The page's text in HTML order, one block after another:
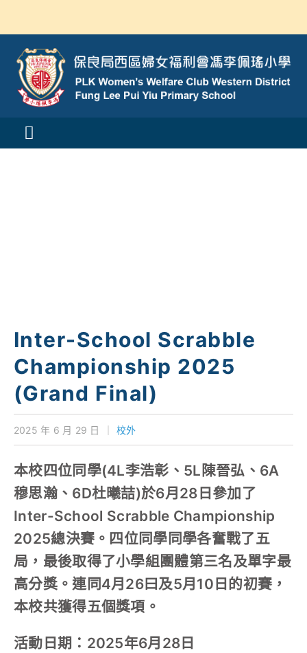
content
Toggle
我們的成就
對外聯繫
Inter-School Scrabble
Championship 2025
(Grand Final)
2025 年 6 月 29 日 校外
本校四位同學(4L李浩彰、5L陳晉弘、6A
穆思瀚、6D杜曦喆)於6月28日參加了
Inter-School Scrabble Championship
2025總決賽。四位同學同學各奮戰了五
局，最後取得了小學組團體第三名及單字最
高分獎。連同4月26曰及5月10日的初賽，
本校共獲得五個獎項。
活動日期：2025年6月28日